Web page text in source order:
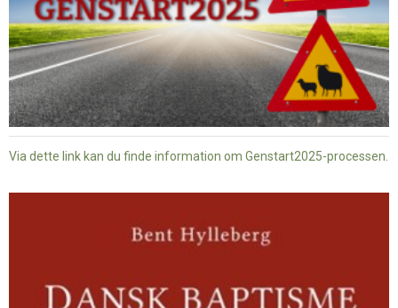
Via dette link kan du finde information om Genstart2025-processen.